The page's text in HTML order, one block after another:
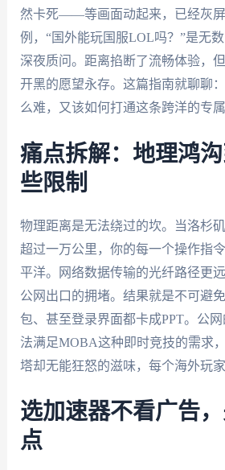
然卡死——等画面动起来，已经灰
例，“国外能玩国服LOL吗？”是无
深夜质问。距离掐断了流畅体验，
开黑的愿望永存。这篇指南就聊聊
么难，又该如何打通这条跨洋的专属
痛点拆解：地理鸿
些限制
物理距离是无法绕过的坎。当洛杉
超过一万公里，你的每一个操作指
平洋。网络数据传输的光纤路径更
公网出口的拥堵。结果就是不可避
包、甚至登录界面都卡成PPT。公
法满足MOBA这种即时竞技的需求
塔却无能狂怒的滋味，每个海外玩家
选加速器不看广告
点